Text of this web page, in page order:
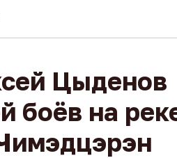
Цыденов
боёв на